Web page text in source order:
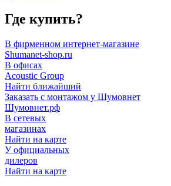
Где купить?
В фирменном интернет-магазине
Shumanet-shop.ru
В офисах
Acoustic Group
Найти ближайший
Заказать с монтажом у Шумовнет
Шумовнет.рф
В сетевых
магазинах
Найти на карте
У официальных
дилеров
Найти на карте